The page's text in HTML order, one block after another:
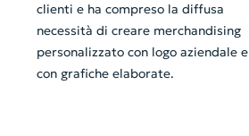
clienti e ha compreso la diffusa
necessità di creare merchandising
personalizzato con logo aziendale e
con grafiche elaborate.